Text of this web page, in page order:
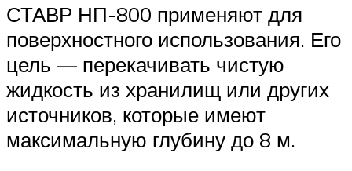
СТАВР НП-800 применяют для
поверхностного использования. Его
цель — перекачивать чистую
жидкость из хранилищ или других
источников, которые имеют
максимальную глубину до 8 м.